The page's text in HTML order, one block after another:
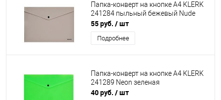
Папка-конверт на кнопке А4 KLERK
241284 пыльный бежевый Nude
55 руб. / шт
Подробнее
Папка-конверт на кнопке А4 KLERK
241289 Neon зеленая
40 руб. / шт